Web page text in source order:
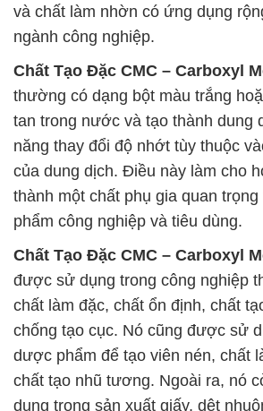
và chất làm nhờn có ứng dụng
ngành công nghiệp.
Chất Tạo Đặc CMC – Carboxyl
thường có dạng bột màu trắng
tan trong nước và tạo thành dung
năng thay đổi độ nhớt tùy thuộc
của dung dịch. Điều này làm cho
thành một chất phụ gia quan
phẩm công nghiệp và tiêu dùng.
Chất Tạo Đặc CMC – Carboxyl
được sử dụng trong công nghiệp
chất làm đặc, chất ổn định, chất
chống tạo cục. Nó cũng được sử
dược phẩm để tạo viên nén, chất
chất tạo nhũ tương. Ngoài ra, nó
dụng trong sản xuất giấy, dệt